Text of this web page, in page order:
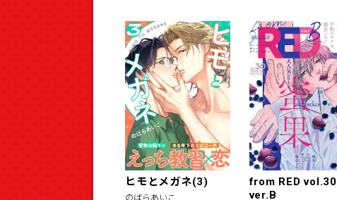
ヒモとメガネ(3)
from RED vol.30
ver.B